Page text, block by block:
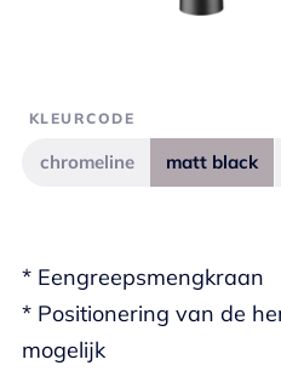
* Eengreepsmengkraan
* Positionering van de
mogelijk
KLEURCODE
chromeline matt black